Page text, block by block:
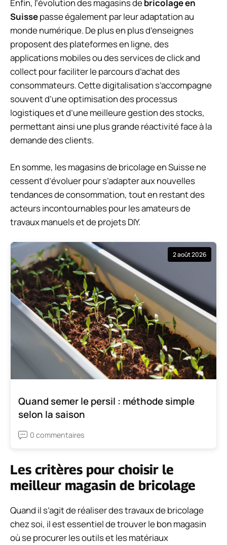
Enfin, l’évolution des magasins debricolage en
Suissepasse également par leur adaptation au
monde numérique. De plus en plus d’enseignes
proposent des plateformes en ligne, des
applications mobiles ou des services de click and
collect pour faciliter le parcours d’achat des
consommateurs. Cette digitalisation s’accompagne
souvent d’une optimisation des processus
logistiques et d’une meilleure gestion des stocks,
permettant ainsi une plus grande réactivité face à la
demande des clients.
En somme, les magasins de bricolage en Suisse ne
cessent d’évoluer pour s’adapter aux nouvelles
tendances de consommation, tout en restant des
acteurs incontournables pour les amateurs de
travaux manuels et de projets DIY.
2 août 2026
Quand semer le persil : méthode simple
selon la saison
0 commentaires
Les critères pour choisir le
meilleur magasin de bricolage
Quand il s’agit de réaliser des travaux de bricolage
chez soi, il est essentiel de trouver le bon magasin
où se procurer les outils et les matériaux